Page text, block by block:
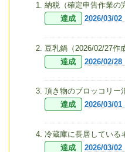
納税（確定申告作業の
達成
2026/03/02
豆乳鍋（2026/02/27作
達成
2026/02/28
頂き物のブロッコリー
達成
2026/03/01
冷蔵庫に長居している
達成
2026/03/02